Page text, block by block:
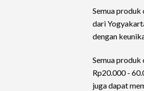
Semua
dari
dengan
Semua
Rp20.000 -
juga dapat